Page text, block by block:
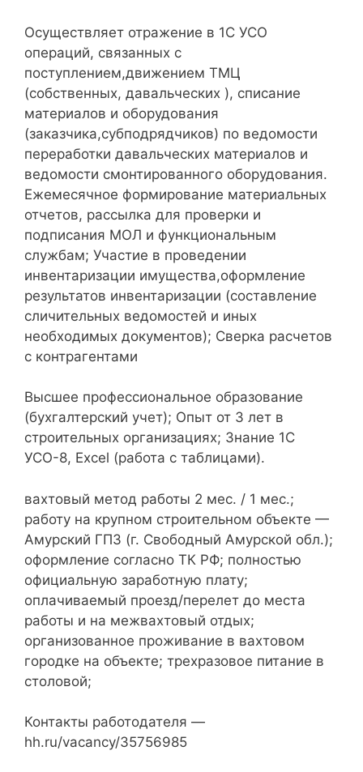
Осуществляет отражение в 1С УСО
операций, связанных с
поступлением,движением ТМЦ
(собственных, давальческих ), списание
материалов и оборудования
(заказчика,субподрядчиков) по ведомости
переработки давальческих материалов и
ведомости смонтированного оборудования.
Ежемесячное формирование материальных
отчетов, рассылка для проверки и
подписания МОЛ и функциональным
службам; Участие в проведении
инвентаризации имущества,оформление
результатов инвентаризации (составление
сличительных ведомостей и иных
необходимых документов); Сверка расчетов
с контрагентами
Высшее профессиональное образование
(бухгалтерский учет); Опыт от 3 лет в
строительных организациях; Знание 1С
УСО-8, Excel (работа с таблицами).
вахтовый метод работы 2 мес. / 1 мес.;
работу на крупном строительном объекте —
Амурский ГПЗ (г. Свободный Амурской обл.);
оформление согласно ТК РФ; полностью
официальную заработную плату;
оплачиваемый проезд/перелет до места
работы и на межвахтовый отдых;
организованное проживание в вахтовом
городке на объекте; трехразовое питание в
столовой;
Контакты работодателя —
hh.ru/vacancy/35756985